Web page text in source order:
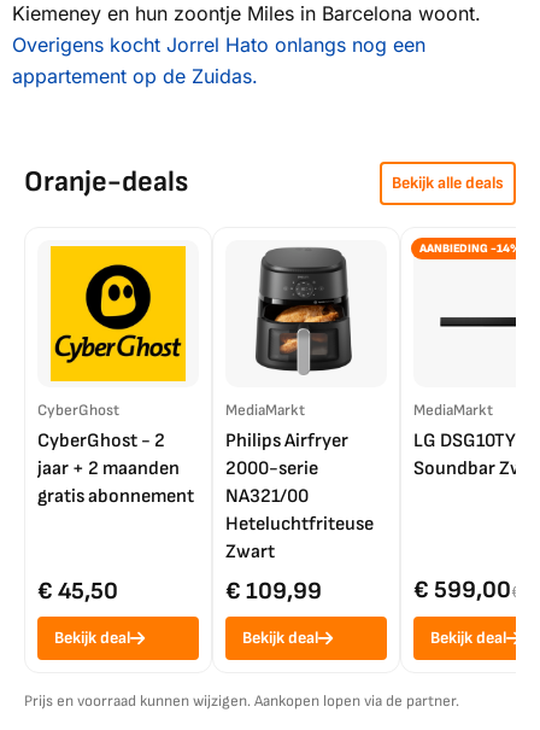
Kiemeney en hun zoontje Miles in Barcelona woont.
Overigens kocht Jorrel Hato onlangs nog een
appartement op de Zuidas.
Oranje-deals Bekijk alle deals
CyberGhost
CyberGhost - 2
jaar + 2 maanden
gratis abonnement
€ 45,50
Bekijk deal
MediaMarkt
Philips Airfryer
2000-serie
NA321/00
Heteluchtfriteuse
Zwart
€ 109,99
Bekijk deal
AANBIEDING -14%
MediaMarkt
LG DSG10TY
Soundbar
€ 599,00€
Bekijk deal
Prijs en voorraad kunnen wijzigen. Aankopen lopen via de partner.